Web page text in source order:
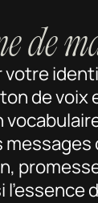
de
votre
de voix
messages
l'essence